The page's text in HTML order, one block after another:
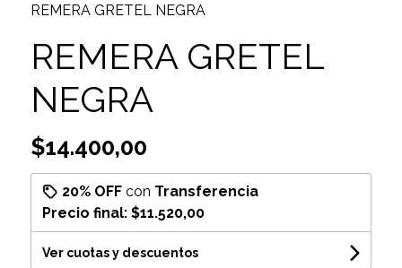
REMERA GRETEL NEGRA
REMERA GRETEL
NEGRA
$14.400,00
20% OFFcon Transferencia
Precio final: $11.520,00
Ver cuotas y descuentos